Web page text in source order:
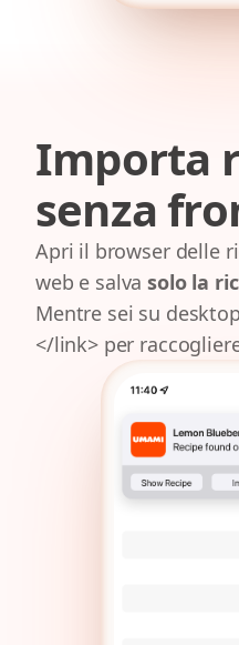
Importa
senza
Apri il browser delle
web e salvasolo la
Mentre sei su
</link> per